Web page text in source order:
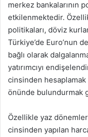
merkez bankalarının
etkilenmektedir.
politikaları, döviz
Türkiye’de Euro’nun
bağlı olarak
yatırımcıyı
cinsinden
önünde bulundurmak
Özellikle yaz
cinsinden yapılan